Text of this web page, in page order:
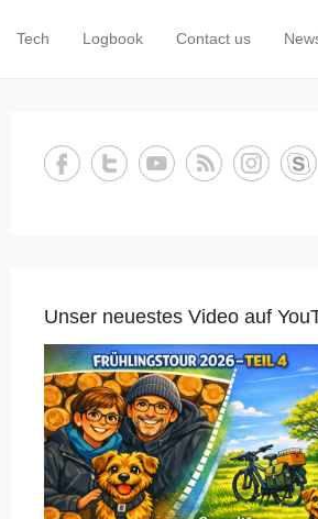
Tech Logbook Contact us
Unser neuestes Video auf